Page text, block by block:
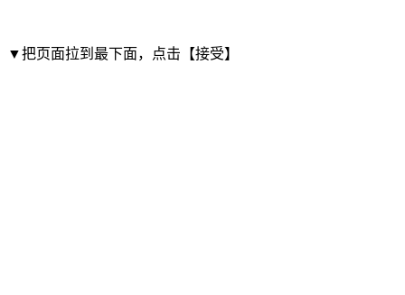
▼把页面拉到最下面，点击【接受】